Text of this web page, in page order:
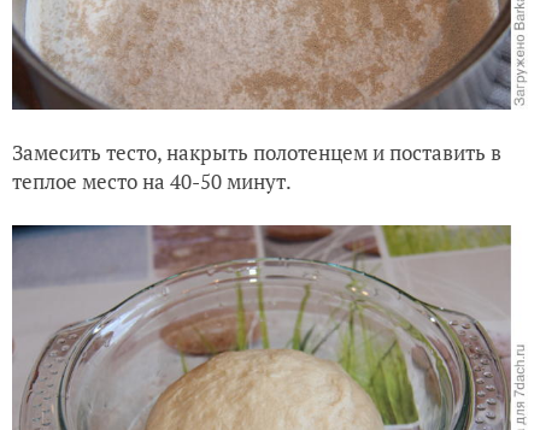
Замесить тесто, накрыть полотенцем и поставить в
теплое место на 40-50 минут.